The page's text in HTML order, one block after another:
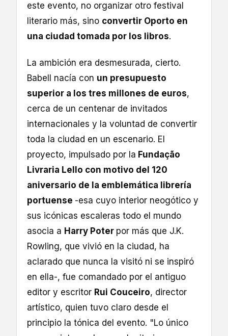
este evento, no organizar otro festival
literario más, sino convertir Oporto en
una ciudad tomada por los libros.
La ambición era desmesurada, cierto.
Babell nacía con un presupuesto
superior a los tres millones de euros,
cerca de un centenar de invitados
internacionales y la voluntad de convertir
toda la ciudad en un escenario. El
proyecto, impulsado por la Fundação
Livraria Lello con motivo del 120
aniversario de la emblemática librería
portuense -esa cuyo interior neogótico y
sus icónicas escaleras todo el mundo
asocia a Harry Poter por más que J.K.
Rowling, que vivió en la ciudad, ha
aclarado que nunca la visitó ni se inspiró
en ella-, fue comandado por el antiguo
editor y escritor Rui Couceiro, director
artístico, quien tuvo claro desde el
principio la tónica del evento. "Lo único